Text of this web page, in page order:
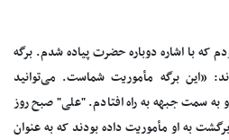
که با اشاره دوباره حضرت پیاده شدم. برگه
«این برگه مأموریت شماست. می‌توانید
سمت جبهه به راه افتادم. "علی" صبح روز
به او مأموریت داده بودند که به عنوان